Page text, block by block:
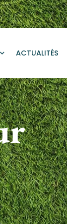
ACTUALITÉS